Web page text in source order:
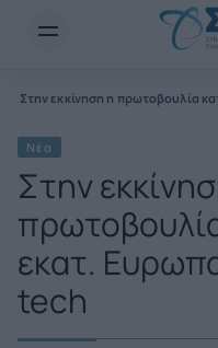
Στην εκκίνηση η πρωτοβουλία
Νέα
Στην
εκατ.
tech
Newsletter Email*